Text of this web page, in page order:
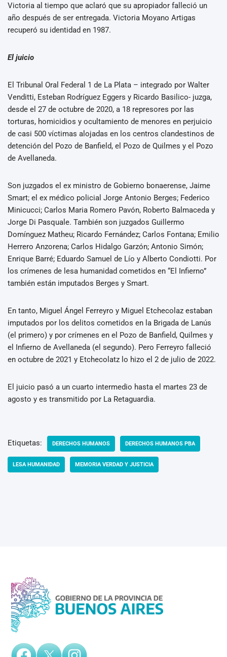
Victoria al tiempo que aclaró que su apropiador falleció un
año después de ser entregada. Victoria Moyano Artigas
recuperó su identidad en 1987.
El juicio
El Tribunal Oral Federal 1 de La Plata – integrado por Walter
Venditti, Esteban Rodríguez Eggers y Ricardo Basilico- juzga,
desde el 27 de octubre de 2020, a 18 represores por las
torturas, homicidios y ocultamiento de menores en perjuicio
de casi 500 víctimas alojadas en los centros clandestinos de
detención del Pozo de Banfield, el Pozo de Quilmes y el Pozo
de Avellaneda.
Son juzgados el ex ministro de Gobierno bonaerense, Jaime
Smart; el ex médico policial Jorge Antonio Berges; Federico
Minicucci; Carlos Maria Romero Pavón, Roberto Balmaceda y
Jorge Di Pasquale. También son juzgados Guillermo
Domínguez Matheu; Ricardo Fernández; Carlos Fontana; Emilio
Herrero Anzorena; Carlos Hidalgo Garzón; Antonio Simón;
Enrique Barré; Eduardo Samuel de Lío y Alberto Condiotti. Por
los crímenes de lesa humanidad cometidos en “El Infierno”
también están imputados Berges y Smart.
En tanto, Miguel Ángel Ferreyro y Miguel Etchecolaz estaban
imputados por los delitos cometidos en la Brigada de Lanús
(el primero) y por crímenes en el Pozo de Banfield, Quilmes y
el Infierno de Avellaneda (el segundo). Pero Ferreyro falleció
en octubre de 2021 y Etchecolatz lo hizo el 2 de julio de 2022.
El juicio pasó a un cuarto intermedio hasta el martes 23 de
agosto y es transmitido por La Retaguardia.
Etiquetas: DERECHOS HUMANOS DERECHOS HUMANOS PBA
LESA HUMANIDAD MEMORIA VERDAD Y JUSTICIA